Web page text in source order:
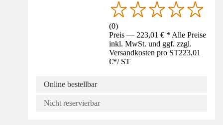
(0)
Preis — 223,01 € * Alle Preise
inkl. MwSt. und ggf. zzgl.
Versandkosten pro ST223,01
€*/ ST
Online bestellbar
Nicht reservierbar